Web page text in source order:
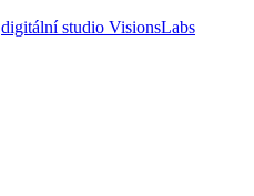
digitální studio VisionsLabs